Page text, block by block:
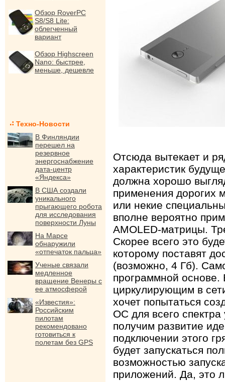
Обзор RoverPC
S8/S8 Lite:
облегченный
вариант
Обзор Highscreen
Nano: быстрее,
меньше, дешевле
Техно-Новости
В Финляндии
перешел на
резервное
энергоснабжение
дата-центр
«Яндекса»
В США создали
уникального
прыгающего робота
для исследования
поверхности Луны
На Марсе
обнаружили
«отпечаток пальца»
Ученые связали
медленное
вращение Венеры с
ее атмосферой
«Известия»:
Российским
пилотам
рекомендовано
готовиться к
полетам без GPS
Отсюда вытекает и
характеристик
должна хорошо
применения дорогих
или некие
вполне вероятно
AMOLED-матрицы.
Скорее всего это
которому поставят
(возможно, 4 Гб).
программной основе.
циркулирующим в
хочет попытаться
ОС для всего
получим развитие
подключении этого
будет запускаться
возможностью
приложений. Да, это